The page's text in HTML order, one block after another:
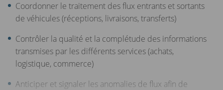
Coordonner le traitement des flux entrants et sortants
de véhicules (réceptions, livraisons, transferts)
Contrôler la qualité et la complétude des informations
transmises par les différents services (achats,
logistique, commerce)
Anticiper et signaler les anomalies de flux afin de